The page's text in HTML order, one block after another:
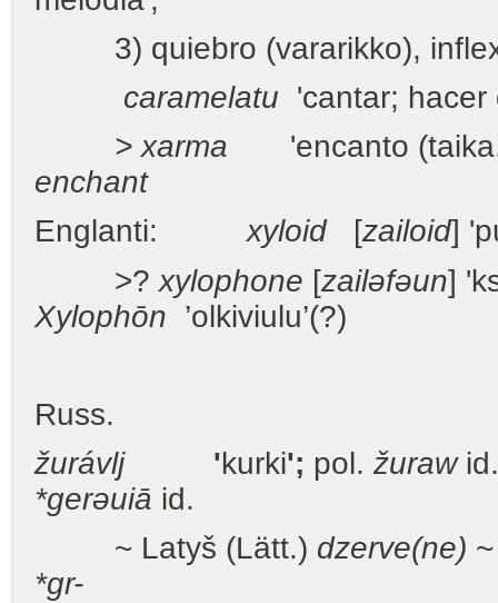
3) quiebro (vararikko),
caramelatu 'cantar; hacer
> xarma 'encanto
enchant
Englanti:xyloid[zailoid]
>? xylophone [zailəfəun]
Xylophōn ’olkiviulu’(?)
Russ.
žurávlj'kurki'; pol. žuraw
*gerəuiā id.
~ Latyš (Lätt.) dzerve(ne)
*gr-